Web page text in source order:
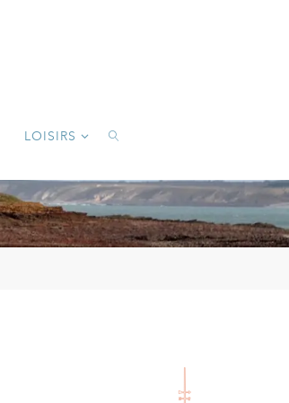
LOISIRS
SEARCH